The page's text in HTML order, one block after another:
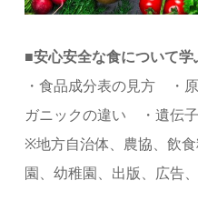
■安心安全な食について学
・食品成分表の見方 ・
ガニックの違い ・遺伝
※地方自治体、農協、飲
園、幼稚園、出版、広告